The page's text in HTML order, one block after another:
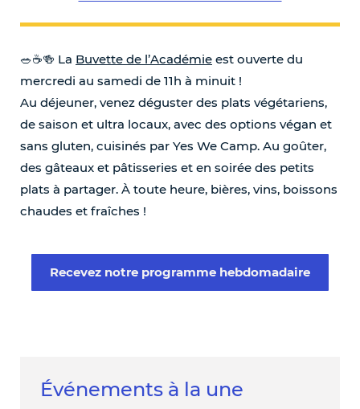
🥗☕️🍻 La Buvette de l’Académie est ouverte du
mercredi au samedi de 11h à minuit !
Au déjeuner, venez déguster des plats végétariens,
de saison et ultra locaux, avec des options végan et
sans gluten, cuisinés par Yes We Camp. Au goûter,
des gâteaux et pâtisseries et en soirée des petits
plats à partager. À toute heure, bières, vins, boissons
chaudes et fraîches !
Recevez notre programme hebdomadaire
Événements à la une